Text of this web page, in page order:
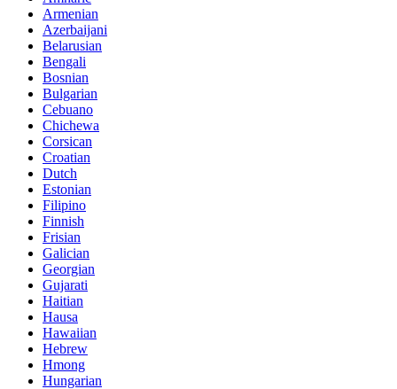
Armenian
Azerbaijani
Belarusian
Bengali
Bosnian
Bulgarian
Cebuano
Chichewa
Corsican
Croatian
Dutch
Estonian
Filipino
Finnish
Frisian
Galician
Georgian
Gujarati
Haitian
Hausa
Hawaiian
Hebrew
Hmong
Hungarian